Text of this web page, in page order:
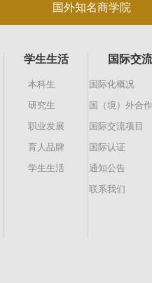
国外知名商学院
学生生活
本科生
研究生
职业发展
育人品牌
学生生活
国际交流
国际化概况
国（境）外合
国际交流项目
国际认证
通知公告
联系我们